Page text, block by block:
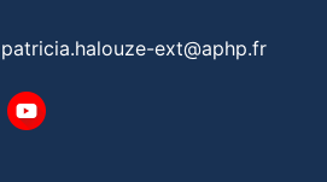
patricia.halouze-ext@aphp.fr